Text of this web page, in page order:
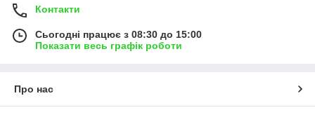
Контакти
Сьогодні працює з 08:30 до 15:00
Показати весь графік роботи
Про нас